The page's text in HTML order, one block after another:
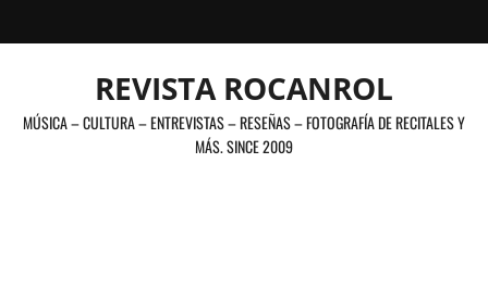
al
REVISTA ROCANROL
MÚSICA – CULTURA – ENTREVISTAS – RESEÑAS – FOTOGRAFÍA DE RECITALES Y
MÁS. SINCE 2009